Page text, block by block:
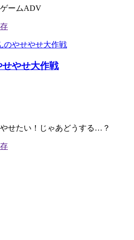
ームADV
せやせ大作戦
せたい！じゃあどうする…？